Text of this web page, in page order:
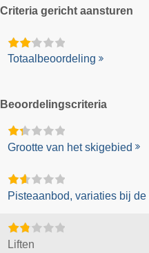
Criteria gericht aansturen
Totaalbeoordeling
Beoordelingscriteria
Grootte van het skigebied
Pisteaanbod, variaties bij
Liften